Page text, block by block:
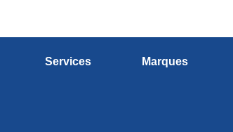
Services Marques